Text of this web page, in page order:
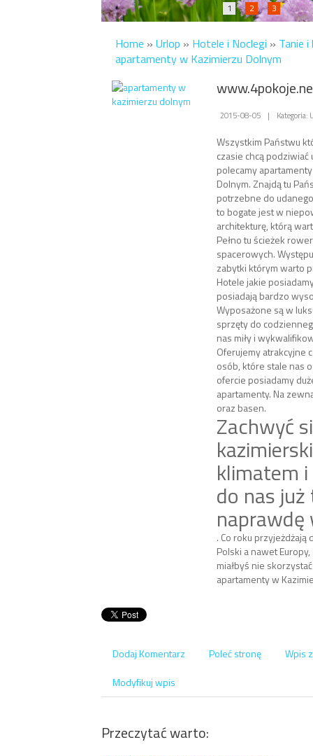
1 2 3
Home » Urlop » Hotele i Noclegi » Tanie
apartamenty w Kazimierzu Dolnym
2015-08-05 | Kategoria:
Wszystkim Państwu
czasie chcą podziwiać
polecamy
Dolnym. Znajdą tu
potrzebne do
to bogate jest w
architekturę, którą
Pełno tu ścieżek
spacerowych.
zabytki którym warto
Hotele jakie
posiadają bardzo
Wyposażone są w
sprzęty do
nas miły i
Oferujemy atrakcyjne
osób, które stale nas
ofercie posiadamy
apartamenty. Na
oraz basen.
Zachwyć
klimatem
do nas
. Co roku przyjeżdżają
Polski a nawet
miałbyś nie
apartamenty w
Dodaj Komentarz Poleć stronę
Wpis
Modyfikuj wpis
Przeczytać warto: